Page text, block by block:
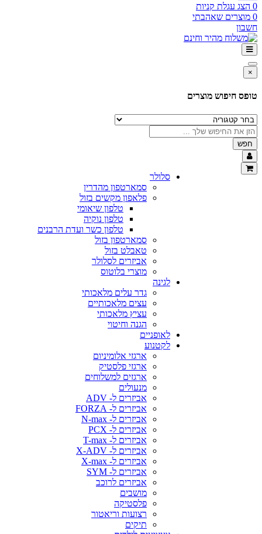
0 הצג עגלת קניות
0 מוצרים שאהבתי
חשבון
×
טופס חיפוש מוצרים
חפש
סלולר
סמארטפון מהדרין
פלאפון מקשים בזול
טלפון שיאומי
טלפון נוקיה
טלפון כשר ועדת הרבנים
סמארטפון בזול
טאבלט בזול
אביזרים לסלולר
מוצרי בלוטוס
לגינה
גדר עלים מלאכותי
עצים מלאכותיים
עציץ מלאכותי
הגנה וחיטוי
לאופניים
לקטנוע
ארגזי אלומיניום
ארגזי פלסטיק
ארגזים למשלוחים
מנעולים
אביזרים ל- ADV
אביזרים ל- FORZA
אביזרים ל- N-max
אביזרים ל- PCX
אביזרים ל- T-max
אביזרים ל- X-ADV
אביזרים ל- X-max
אביזרים ל- SYM
אביזרים לרוכב
מושבים
פלסטיקה
רצועות וריאטור
תיקים